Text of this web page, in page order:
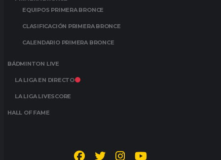
EQUIPOS PRIMERA BRONCE
CLASIFICACIÓN PRIMERA BRONCE
CALENDARIO PRIMERA BRONCE
BÁDMINTON LIVE
LA LIGA EN DIRECTO
LA LIGA LIVESCORE
HALL OF FAME